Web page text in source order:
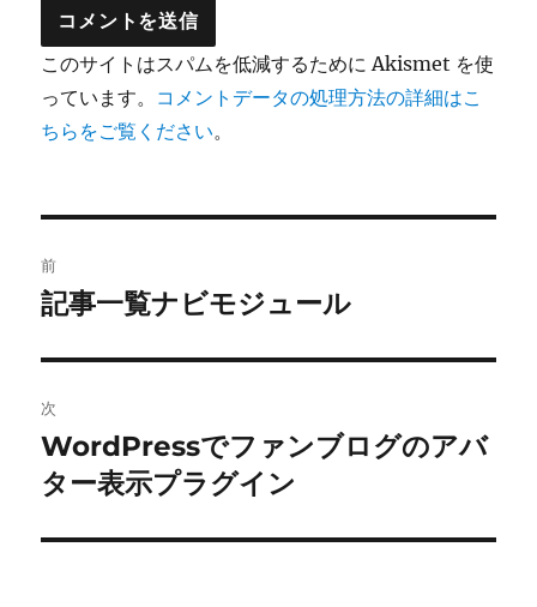
このサイトはスパムを低減するために Akismet を使
っています。 コメントデータの処理方法の詳細はこ
ちらをご覧ください。
稿
ビ
ゲ
ー
シ
前
前
投
稿:
記事一覧ナビモジュール
次
次
の
稿:
WordPressでファンブログのアバ
ター表示プラグイン